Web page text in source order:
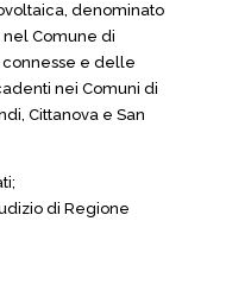
denominato
nel Comune di
e delle
nei Comuni di
Cittanova e San
di Regione